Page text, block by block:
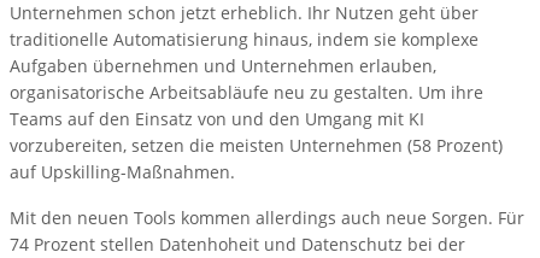
Unternehmen schon jetzt erheblich. Ihr Nutzen geht über
traditionelle Automatisierung hinaus, indem sie komplexe
Aufgaben übernehmen und Unternehmen erlauben,
organisatorische Arbeitsabläufe neu zu gestalten. Um ihre
Teams auf den Einsatz von und den Umgang mit KI
vorzubereiten, setzen die meisten Unternehmen (58 Prozent)
auf Upskilling-Maßnahmen.
Mit den neuen Tools kommen allerdings auch neue Sorgen. Für
74 Prozent stellen Datenhoheit und Datenschutz bei der